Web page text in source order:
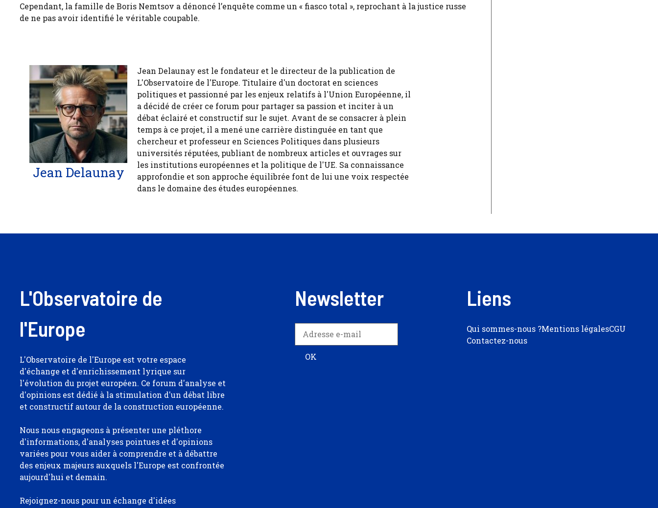
Cependant, la famille de Boris Nemtsov a dénoncé l’enquête comme un « fiasco total », reprochant à la justice russe
de ne pas avoir identifié le véritable coupable.
Jean Delaunay
Jean Delaunay est le fondateur et le directeur de la publication de
L'Observatoire de l'Europe. Titulaire d'un doctorat en sciences
politiques et passionné par les enjeux relatifs à l'Union Européenne, il
a décidé de créer ce forum pour partager sa passion et inciter à un
débat éclairé et constructif sur le sujet. Avant de se consacrer à plein
temps à ce projet, il a mené une carrière distinguée en tant que
chercheur et professeur en Sciences Politiques dans plusieurs
universités réputées, publiant de nombreux articles et ouvrages sur
les institutions européennes et la politique de l'UE. Sa connaissance
approfondie et son approche équilibrée font de lui une voix respectée
dans le domaine des études européennes.
L'Observatoire de
l'Europe
L'Observatoire de l'Europe est votre espace
d'échange et d'enrichissement lyrique sur
l'évolution du projet européen. Ce forum d'analyse et
d'opinions est dédié à la stimulation d'un débat libre
et constructif autour de la construction européenne.
Nous nous engageons à présenter une pléthore
d'informations, d'analyses pointues et d'opinions
variées pour vous aider à comprendre et à débattre
des enjeux majeurs auxquels l'Europe est confrontée
aujourd'hui et demain.
Rejoignez-nous pour un échange d'idées
Newsletter Liens
Qui sommes-nous ?Mentions légalesCGU
Contactez-nous